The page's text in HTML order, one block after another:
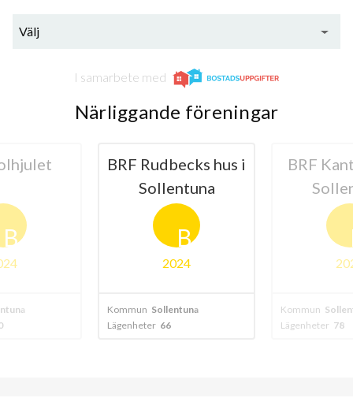
Välj
I samarbete med
Närliggande föreningar
B
BRF Rudbecks hus i
Sollentuna
B
2024
Kommun Sollentuna
Lägenheter 66
BRF
Kommun
Lägenheter 78